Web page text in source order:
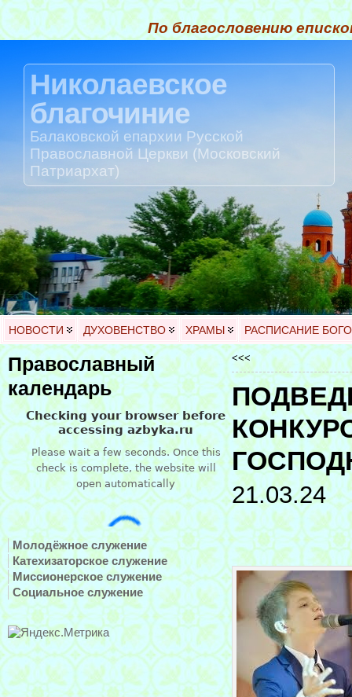
По благословению
Николаевское
благочиние
Балаковской епархии Русской
Православной Церкви (Московский
Патриархат)
НОВОСТИ ДУХОВЕНСТВО ХРАМЫ РАСПИСАНИЕ
Православный
календарь
Молодёжное служение
Катехизаторское служение
Миссионерское служение
Социальное служение
<<<
21.03.24